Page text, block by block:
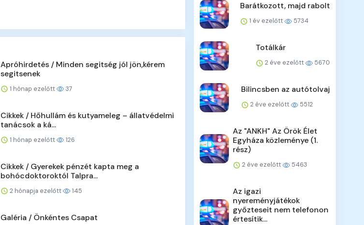
Apróhirdetés / Minden segitség jól jön,kérem
segitsenek
1 hónap ezelőtt 37
Cikkek / Hőhullám és kutyameleg – állatvédelmi
tanácsok a ká...
1 hónap ezelőtt 126
Cikkek / Gyerekek pénzét kapta meg a
bohócdoktoroktól Talpra...
2 hónapja ezelőtt 145
Galéria / Önkéntes Csapat
Barátkozott, majd rabolt
1 év ezelőtt 5734
Totálkár
2 éve ezelőtt 5670
Bilincsben az autótolvaj
2 éve ezelőtt 5512
Az "ANKH" Az Örök Élet
Egyháza közleménye (1.
rész)
2 éve ezelőtt 5463
Az igazi
nyereményjátékok
győzteseit nem telefonon
értesítik...